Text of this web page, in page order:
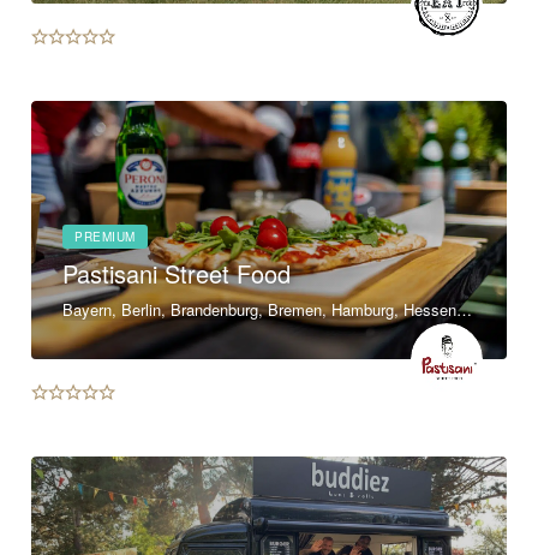
PREMIUM
Pastisani Street Food
Bayern, Berlin, Brandenburg, Bremen, Hamburg, Hessen, Mecklenburg-Vorpommern, Niedersachsen, Nordrhein-Westfalen, Rheinland-Pfalz, Saarland, Sachsen, Sachsen-Anhalt, Schleswig-Holstein, Thüringen